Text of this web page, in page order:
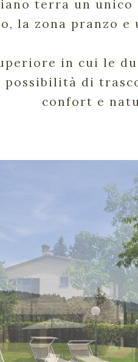
terra un unico
la zona pranzo e
in cui le
possibilità di
confort e